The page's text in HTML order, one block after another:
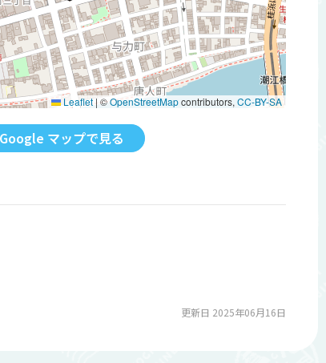
Leaflet |©OpenStreetMapcontributors, CC-BY-SA
Google マップで見る
更新日 2025年06月16日